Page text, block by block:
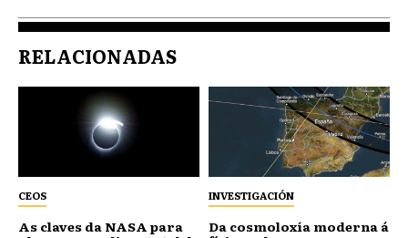
RELACIONADAS
CEOS
As claves da NASA para
INVESTIGACIÓN
Da cosmoloxía moderna á